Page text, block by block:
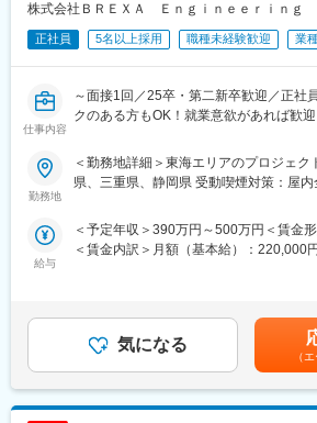
◆エンジニアとしてのご活躍例：
・過去ものづくりに携わっていたが直近
方
て活躍したいと思いご入社された方
・エンジニアのスキルをもっと磨きたい
◆働く環境：
全社月平均残業時間：20時間
キャリアサポート制度充実：社内に専属
プロジェクト、働き方など相談できる環
は、会社が全額負担します。家賃補助の
賃＋共益費）の物件を上限として半分を
家族手当制度等がございます。
◆十人十色のキャリアパス：
株式会社ＢＲＥＸＡ Ｅｎｇｉｎｅｅｒｉｎｇ
正社員 5名以上採用 職種未経験歓迎 業
仕事内容
～面接1回／25卒・第二新卒歓迎／正社
クのある方もOK！就業意欲があれば歓
／営業や人事、事務、ITエンジニアへ挑
・内容：30～45分
会社・業務内容の説明／質疑応答
・テキストや願書の無料配布、講座受講
中もお給料支給！
■業務内容
力仕事ではなく、道路や鉄道、ビルなど
勤務地
＜勤務地詳細＞東海エリアのプロジェ
県、三重県、静岡県 受動喫煙対策：屋
給与
＜予定年収＞390万円～500万円＜賃金
＜賃金内訳＞月額（基本給）：220,000
月給(月額)は固定手当を含めた表記です
気になる
（